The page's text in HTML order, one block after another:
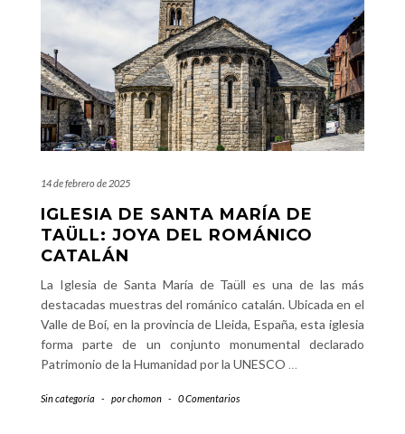
14 de febrero de 2025
IGLESIA DE SANTA MARÍA DE
TAÜLL: JOYA DEL ROMÁNICO
CATALÁN
La Iglesia de Santa María de Taüll es una de las más
destacadas muestras del románico catalán. Ubicada en el
Valle de Boí, en la provincia de Lleida, España, esta iglesia
forma parte de un conjunto monumental declarado
Patrimonio de la Humanidad por la UNESCO …
Sin categoría - porchomon - 0 Comentarios